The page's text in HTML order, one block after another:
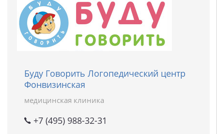
Буду Говорить Логопедический центр
Фонвизинская
медицинская клиника
+7 (495) 988-32-31